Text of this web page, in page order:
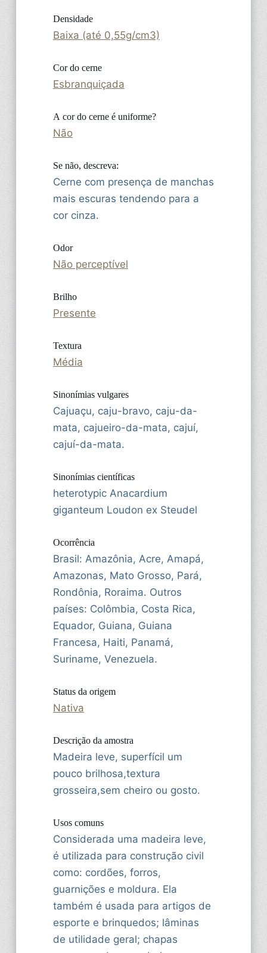
Densidade
Baixa (até 0,55g/cm3)
Cor do cerne
Esbranquiçada
A cor do cerne é uniforme?
Não
Se não, descreva:
Cerne com presença de manchas
mais escuras tendendo para a
cor cinza.
Odor
Não perceptível
Brilho
Presente
Textura
Média
Sinonímias vulgares
Cajuaçu, caju-bravo, caju-da-
mata, cajueiro-da-mata, cajuí,
cajuí-da-mata.
Sinonímias científicas
heterotypic Anacardium
giganteum Loudon ex Steudel
Ocorrência
Brasil: Amazônia, Acre, Amapá,
Amazonas, Mato Grosso, Pará,
Rondônia, Roraima. Outros
países: Colômbia, Costa Rica,
Equador, Guiana, Guiana
Francesa, Haiti, Panamá,
Suriname, Venezuela.
Status da origem
Nativa
Descrição da amostra
Madeira leve, superfícil um
pouco brilhosa,textura
grosseira,sem cheiro ou gosto.
Usos comuns
Considerada uma madeira leve,
é utilizada para construção civil
como: cordões, forros,
guarnições e moldura. Ela
também é usada para artigos de
esporte e brinquedos; lâminas
de utilidade geral; chapas